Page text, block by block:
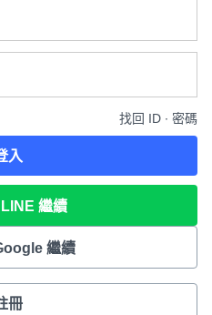
找回 ID ∙ 密碼
入
繼續
繼續
冊